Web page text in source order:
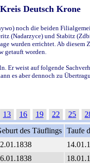
Deutsch Krone
noch die beiden
(Nadarzyce) und Stabitz
wurden errichtet. Ab diesem
getauft worden.
Er weist auf folgende
es aber dennoch zu
13 16 19 22 25
des Täuflings Taufe